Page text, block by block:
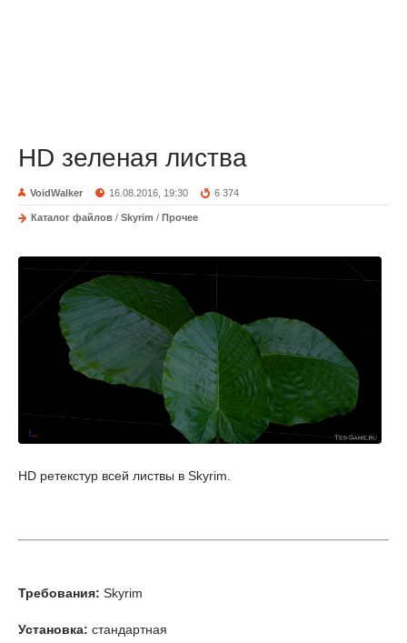
HD зеленая листва
VoidWalker 16.08.2016, 19:30 6 374
Каталог файлов / Skyrim / Прочее
HD ретекстур всей листвы в Skyrim.
Требования: Skyrim
Установка: стандартная